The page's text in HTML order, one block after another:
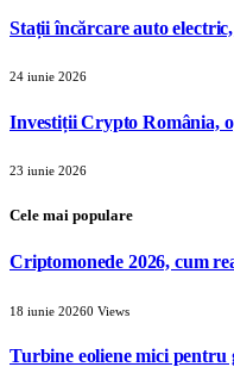
Stații încărcare auto
24 iunie 2026
Investiții Crypto România,
23 iunie 2026
Cele mai populare
Criptomonede 2026, cum
18 iunie 20260 Views
Turbine eoliene mici pentru